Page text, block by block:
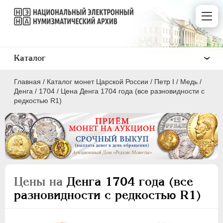
Главная / Каталог монет Царской России / Пeтр I / Медь /
Денга / 1704 / Цена Денга 1704 года (все разновидности с
редкостью R1)
Цены на Денга 1704 года (все
разновидности с редкостью R1)
Каталог
ПEТР I 1699 - 1725
Серебро
Медь